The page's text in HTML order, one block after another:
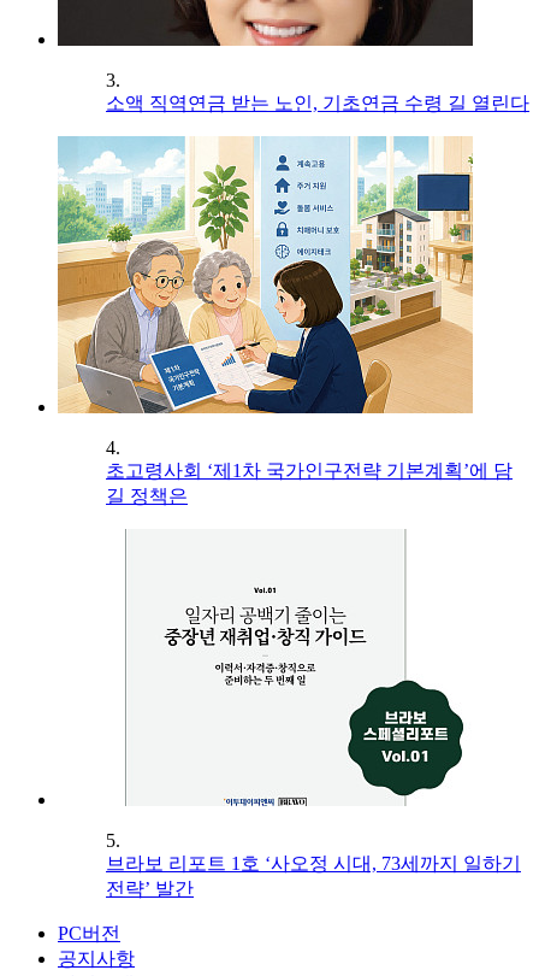
3.
소액 직역연금 받는 노인, 기초연금 수령 길 열린다
4.
초고령사회 ‘제1차 국가인구전략 기본계획’에 담
길 정책은
5.
브라보 리포트 1호 ‘사오정 시대, 73세까지 일하기
전략’ 발간
PC버전
공지사항